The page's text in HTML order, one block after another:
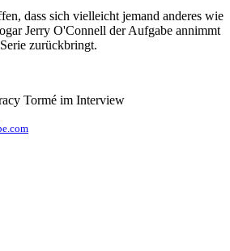
dass sich vielleicht jemand anderes wie
Jerry O'Connell der Aufgabe annimmt
zurückbringt.
Tormé im Interview